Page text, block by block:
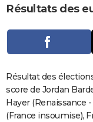
CARTE DE VOEUX
Carte de Noël
Carte Bonne année
Carte Saint-Valentin
Carte Pâques
Carte d'anniversaire
DICTIONNAIRE
Dictionnaire
Biographies
Citations
Expressions
Proverbes
PROGRAMME TV
COPAINS D'AVANT
S'inscrire
Se connecter
Lycées
Collèges
Primaires
Universités
Entreprises
Service militaire
Avis de recherche
AVIS DE DÉCÈS
Résultats des
Résultat des
score de Jordan
Hayer (Renaissance
(France insoumise),